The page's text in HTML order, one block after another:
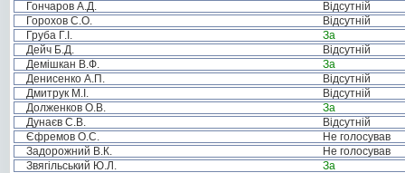
Гончаров А.Д.
Відсутній
Горохов С.О.
Відсутній
Груба Г.І.
За
Дейч Б.Д.
Відсутній
Демішкан В.Ф.
За
Денисенко А.П.
Відсутній
Дмитрук М.І.
Відсутній
Долженков О.В.
За
Дунаєв С.В.
Відсутній
Єфремов О.С.
Не голосував
Задорожний В.К.
Не голосував
Звягільський Ю.Л.
За